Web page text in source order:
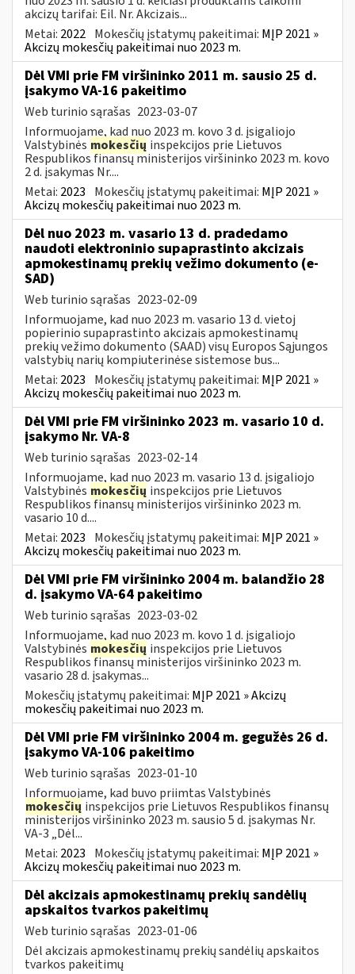
akcizų tarifai: Eil. Nr. Akcizais...
Metai: 2022 Mokesčių įstatymų pakeitimai: MĮP 2021 »
Akcizų mokesčių pakeitimai nuo 2023 m.
Dėl VMI prie FM viršininko 2011 m. sausio 25 d.
įsakymo VA-16 pakeitimo
Web turinio sąrašas 2023-03-07
Informuojame, kad nuo 2023 m. kovo 3 d. įsigaliojo
Valstybinės mokesčių inspekcijos prie Lietuvos
Respublikos finansų ministerijos viršininko 2023 m. kovo
2 d. įsakymas Nr....
Metai: 2023 Mokesčių įstatymų pakeitimai: MĮP 2021 »
Akcizų mokesčių pakeitimai nuo 2023 m.
Dėl nuo 2023 m. vasario 13 d. pradedamo
naudoti elektroninio supaprastinto akcizais
apmokestinamų prekių vežimo dokumento (e-
SAD)
Web turinio sąrašas 2023-02-09
Informuojame, kad nuo 2023 m. vasario 13 d. vietoj
popierinio supaprastinto akcizais apmokestinamų
prekių vežimo dokumento (SAAD) visų Europos Sąjungos
valstybių narių kompiuterinėse sistemose bus...
Metai: 2023 Mokesčių įstatymų pakeitimai: MĮP 2021 »
Akcizų mokesčių pakeitimai nuo 2023 m.
Dėl VMI prie FM viršininko 2023 m. vasario 10 d.
įsakymo Nr. VA-8
Web turinio sąrašas 2023-02-14
Informuojame, kad nuo 2023 m. vasario 13 d. įsigaliojo
Valstybinės mokesčių inspekcijos prie Lietuvos
Respublikos finansų ministerijos viršininko 2023 m.
vasario 10 d....
Metai: 2023 Mokesčių įstatymų pakeitimai: MĮP 2021 »
Akcizų mokesčių pakeitimai nuo 2023 m.
Dėl VMI prie FM viršininko 2004 m. balandžio 28
d. įsakymo VA-64 pakeitimo
Web turinio sąrašas 2023-03-02
Informuojame, kad nuo 2023 m. kovo 1 d. įsigaliojo
Valstybinės mokesčių inspekcijos prie Lietuvos
Respublikos finansų ministerijos viršininko 2023 m.
vasario 28 d. įsakymas...
Mokesčių įstatymų pakeitimai: MĮP 2021 » Akcizų
mokesčių pakeitimai nuo 2023 m.
Dėl VMI prie FM viršininko 2004 m. gegužės 26 d.
įsakymo VA-106 pakeitimo
Web turinio sąrašas 2023-01-10
Informuojame, kad buvo priimtas Valstybinės
mokesčių inspekcijos prie Lietuvos Respublikos finansų
ministerijos viršininko 2023 m. sausio 5 d. įsakymas Nr.
VA-3 „Dėl...
Metai: 2023 Mokesčių įstatymų pakeitimai: MĮP 2021 »
Akcizų mokesčių pakeitimai nuo 2023 m.
Dėl akcizais apmokestinamų prekių sandėlių
apskaitos tvarkos pakeitimų
Web turinio sąrašas 2023-01-06
Dėl akcizais apmokestinamų prekių sandėlių apskaitos
tvarkos pakeitimų